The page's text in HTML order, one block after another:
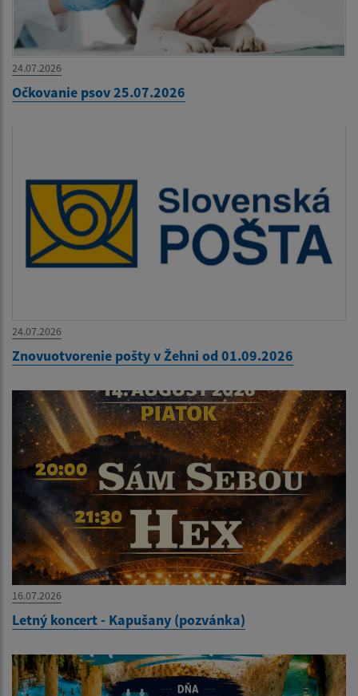
24.07.2026
Očkovanie psov 25.07.2026
24.07.2026
Znovuotvorenie pošty v Žehni od 01.09.2026
16.07.2026
Letný koncert - Kapušany (pozvánka)